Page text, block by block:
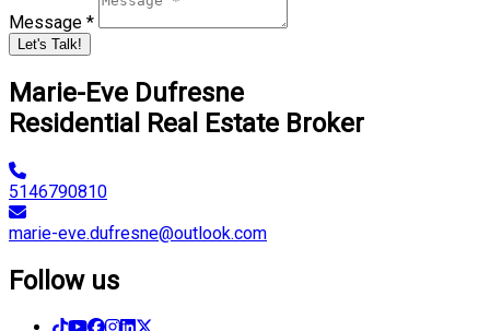
Message *
Let's Talk!
Marie-Eve Dufresne
Residential Real Estate Broker
5146790810
marie-eve.dufresne@outlook.com
Follow us